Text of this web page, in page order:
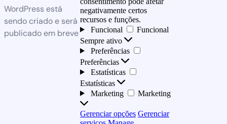
WordPress está
sendo criado e será
publicado em breve
negativamente certos
recursos e funções.
Funcional
Funcional
Sempre ativo
Preferências
Preferências
Estatísticas
Estatísticas
Marketing
Marketing
Gerenciar opções Gerenciar